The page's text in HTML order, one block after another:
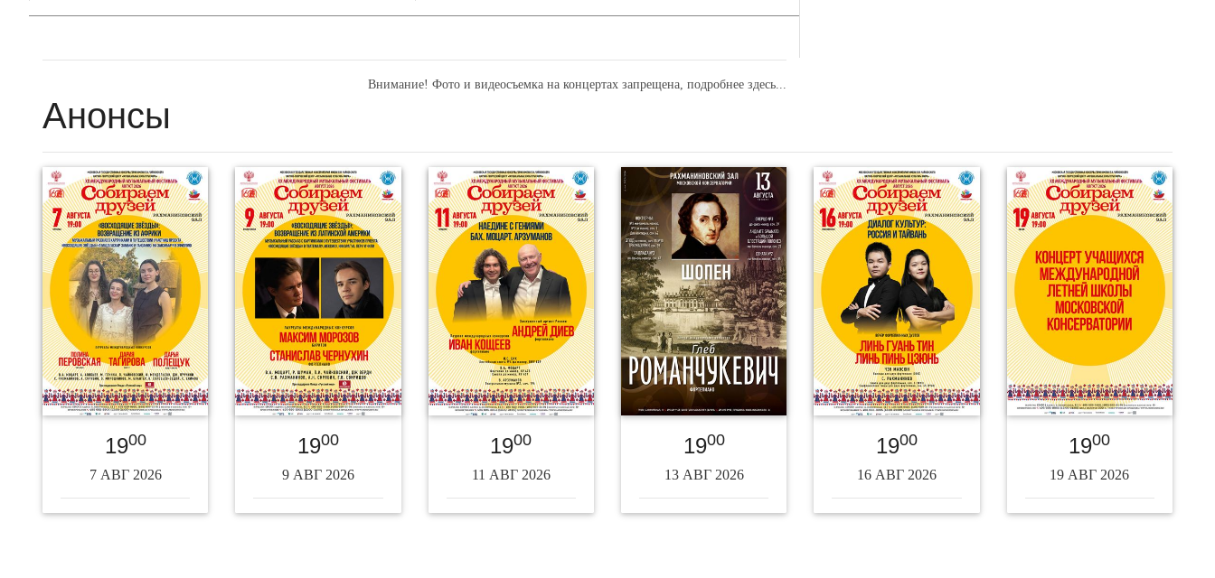
Внимание! Фото и видеосъемка на концертах запрещена,подробнее здесь...
Анонсы
1900
7 АВГ 2026
1900
9 АВГ 2026
1900
11 АВГ 2026
1900
13 АВГ 2026
1900
16 АВГ 2026
1900
19 АВГ 2026